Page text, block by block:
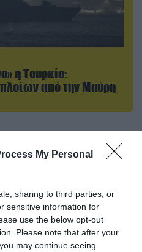
My Personal
sharing to third parties, or
sensitive information for
use the below opt-out
Please note that after your
may continue seeing
η Τουρκία:
πλοίων από την Μαύρη